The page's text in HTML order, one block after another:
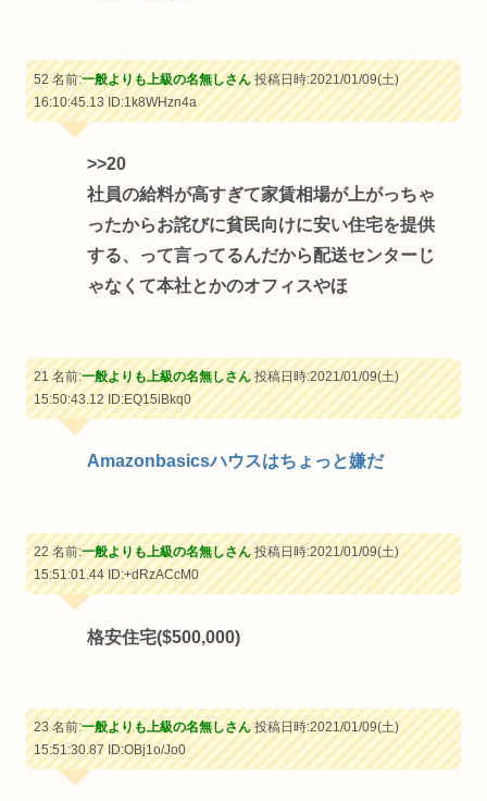
52 名前:一般よりも上級の名無しさん投稿日時:2021/01/09(土)
16:10:45.13ID:1k8WHzn4a
>>20
社員の給料が高すぎて家賃相場が上がっちゃ
ったからお詫びに貧民向けに安い住宅を提供
する、って言ってるんだから配送センターじ
ゃなくて本社とかのオフィスやほ
21 名前:一般よりも上級の名無しさん投稿日時:2021/01/09(土)
15:50:43.12ID:EQ15iBkq0
Amazonbasicsハウスはちょっと嫌だ
22 名前:一般よりも上級の名無しさん投稿日時:2021/01/09(土)
15:51:01.44ID:+dRzACcM0
格安住宅($500,000)
23 名前:一般よりも上級の名無しさん投稿日時:2021/01/09(土)
15:51:30.87ID:OBj1o/Jo0